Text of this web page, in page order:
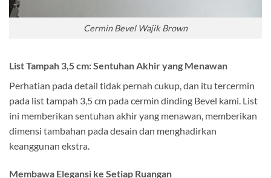
Cermin Bevel Wajik Brown
List Tampah 3,5 cm: Sentuhan Akhir yang Menawan
Perhatian pada detail tidak pernah cukup, dan itu tercermin
pada list tampah 3,5 cm pada cermin dinding Bevel kami. List
ini memberikan sentuhan akhir yang menawan, memberikan
dimensi tambahan pada desain dan menghadirkan
keanggunan ekstra.
Membawa Elegansi ke Setiap Ruangan